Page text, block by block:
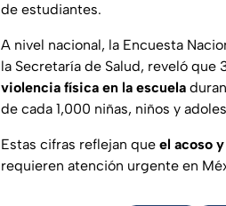
de estudiantes.
A nivel nacional, la Encuesta
la Secretaría de Salud, reveló que
violencia física en la escuela
de cada 1,000 niñas, niños y
Estas cifras reflejan que el acoso
requieren atención urgente en